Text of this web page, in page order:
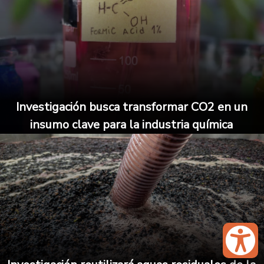
Investigación busca transformar CO2 en un
insumo clave para la industria química